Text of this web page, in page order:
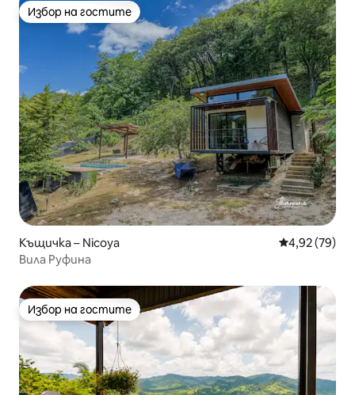
Избор на гостите
Избор на гостите
Къщичка – Nicoya Средна
4,92 (79)
Вила Руфина
Избор на гостите
Избор на гостите